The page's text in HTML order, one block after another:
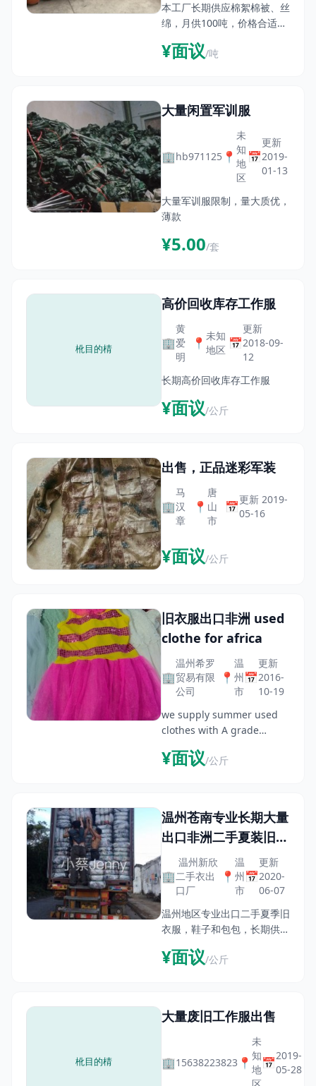
本工厂长期供应棉絮棉被、丝
绵，月供100吨，价格合适，
欢迎新老客户来电咨询！联系
人：陈先生 18030495575地
¥面议/吨
大量闲置军训服
🏢hb971125 📍
未
知
地
区
📅
更新
2019-
01-13
大量军训服限制，量大质优，
薄款
¥5.00/套
高价回收库存工作服
🏢
黄
爱
明
📍 未知
地区 📅
更新
2018-09-
12
长期高价回收库存工作服
¥面议/公斤
出售，正品迷彩军装
🏢
马
汉
章
📍
唐
山
市
📅更新 2019-
05-16
¥面议/公斤
旧衣服出口非洲 used
clothe for africa
🏢
温州希罗
贸易有限
公司
📍
温
州
市
📅
更新
2016-
10-19
we supply summer used
clothes with A grade
quality,no damage, no
stain, fashion and
about 1.4~1.5dollars per
kg.More details ,we co
¥面议/公斤
温州苍南专业长期大量
出口非洲二手夏装旧衣
服工厂
🏢
温州新欣
二手衣出
口厂
📍
温
州
市
📅
更新
2020-
06-07
温州地区专业出口二手夏季旧
衣服，鞋子和包包，长期供应
出口级别的旧衣服，欢迎有兴
趣的朋友来订购，我们可以根
说是在中国旧衣服网上看到
¥面议/公斤
大量废旧工作服出售
🏢15638223823 📍
未
知
地📅2019-
05-28